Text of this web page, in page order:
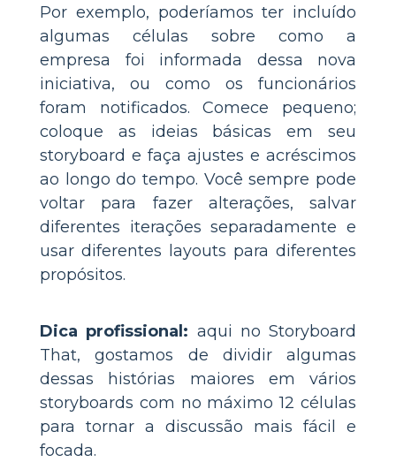
Por exemplo, poderíamos ter incluído
algumas células sobre como a
empresa foi informada dessa nova
iniciativa, ou como os funcionários
foram notificados. Comece pequeno;
coloque as ideias básicas em seu
storyboard e faça ajustes e acréscimos
ao longo do tempo. Você sempre pode
voltar para fazer alterações, salvar
diferentes iterações separadamente e
usar diferentes layouts para diferentes
propósitos.
Dica profissional: aqui no Storyboard
That, gostamos de dividir algumas
dessas histórias maiores em vários
storyboards com no máximo 12 células
para tornar a discussão mais fácil e
focada.